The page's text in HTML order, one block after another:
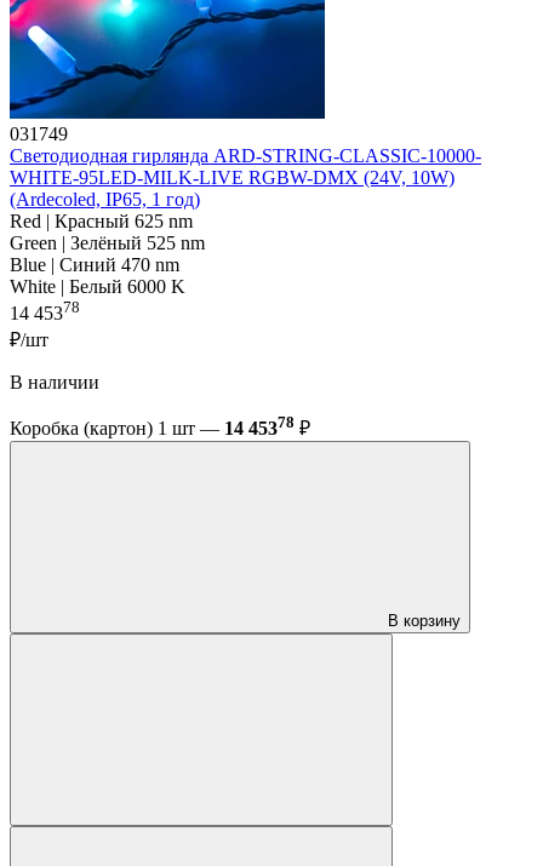
031749
Светодиодная гирлянда ARD-STRING-CLASSIC-10000-
WHITE-95LED-MILK-LIVE RGBW-DMX (24V, 10W)
(Ardecoled, IP65, 1 год)
Red | Красный 625 nm
Green | Зелёный 525 nm
Blue | Синий 470 nm
White | Белый 6000 K
14 45378
₽/шт
В наличии
Коробка (картон) 1 шт — 14 45378 ₽
В корзину